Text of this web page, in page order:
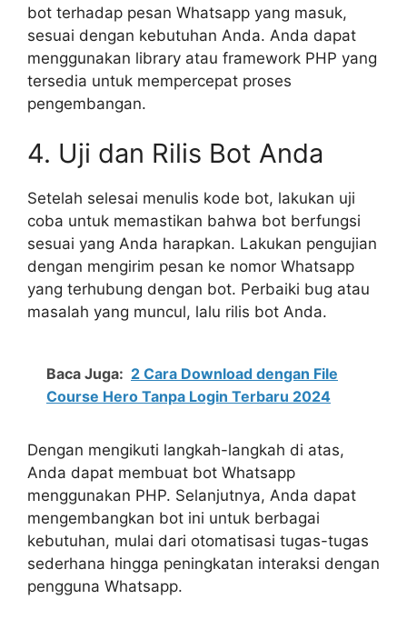
bot terhadap pesan Whatsapp yang masuk,
sesuai dengan kebutuhan Anda. Anda dapat
menggunakan library atau framework PHP yang
tersedia untuk mempercepat proses
pengembangan.
4. Uji dan Rilis Bot Anda
Setelah selesai menulis kode bot, lakukan uji
coba untuk memastikan bahwa bot berfungsi
sesuai yang Anda harapkan. Lakukan pengujian
dengan mengirim pesan ke nomor Whatsapp
yang terhubung dengan bot. Perbaiki bug atau
masalah yang muncul, lalu rilis bot Anda.
Baca Juga: 2 Cara Download dengan File
Course Hero Tanpa Login Terbaru 2024
Dengan mengikuti langkah-langkah di atas,
Anda dapat membuat bot Whatsapp
menggunakan PHP. Selanjutnya, Anda dapat
mengembangkan bot ini untuk berbagai
kebutuhan, mulai dari otomatisasi tugas-tugas
sederhana hingga peningkatan interaksi dengan
pengguna Whatsapp.